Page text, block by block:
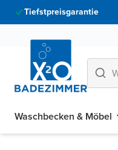
Tiefstpreisgarantie
Waschbecken & Möbel